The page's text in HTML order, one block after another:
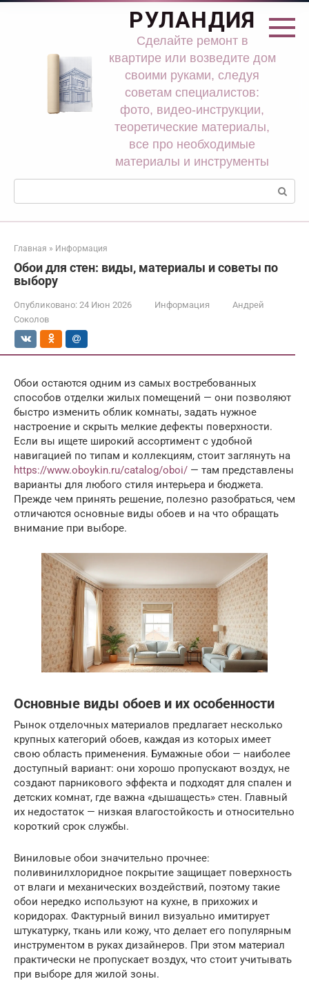
Перейти
РУЛАНДИЯ
Сделайте ремонт в
квартире или возведите дом
своими руками, следуя
советам специалистов:
фото, видео-инструкции,
теоретические материалы,
все про необходимые
материалы и инструменты
Поиск:
Главная » Информация
Обои для стен: виды, материалы и советы по
выбору
Опубликовано: 24 Июн 2026 Информация
Андрей
Соколов
Обои остаются одним из самых востребованных
способов отделки жилых помещений — они позволяют
быстро изменить облик комнаты, задать нужное
настроение и скрыть мелкие дефекты поверхности.
Если вы ищете широкий ассортимент с удобной
навигацией по типам и коллекциям, стоит заглянуть на
https://www.oboykin.ru/catalog/oboi/ — там представлены
варианты для любого стиля интерьера и бюджета.
Прежде чем принять решение, полезно разобраться, чем
отличаются основные виды обоев и на что обращать
внимание при выборе.
Основные виды обоев и их особенности
Рынок отделочных материалов предлагает несколько
крупных категорий обоев, каждая из которых имеет
свою область применения. Бумажные обои — наиболее
доступный вариант: они хорошо пропускают воздух, не
создают парникового эффекта и подходят для спален и
детских комнат, где важна «дышащесть» стен. Главный
их недостаток — низкая влагостойкость и относительно
короткий срок службы.
Виниловые обои значительно прочнее:
поливинилхлоридное покрытие защищает поверхность
от влаги и механических воздействий, поэтому такие
обои нередко используют на кухне, в прихожих и
коридорах. Фактурный винил визуально имитирует
штукатурку, ткань или кожу, что делает его популярным
инструментом в руках дизайнеров. При этом материал
практически не пропускает воздух, что стоит учитывать
при выборе для жилой зоны.